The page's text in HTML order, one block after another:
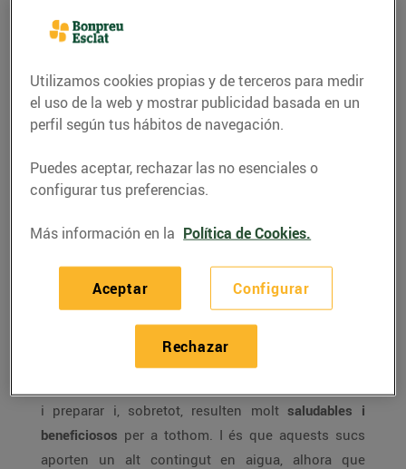
RECETAS
Sucs verds: salut a
glops
i preparar i, sobretot, resulten molt saludables i
beneficiosos per a tothom. I és que aquests sucs
aporten un alt contingut en aigua, alhora que
Utilizamos cookies propias y de terceros para medir
el uso de la web y mostrar publicidad basada en un
perfil según tus hábitos de navegación.
Puedes aceptar, rechazar las no esenciales o
configurar tus preferencias.
Más información en la Política de Cookies.
Configurar
Rechazar
Aceptar